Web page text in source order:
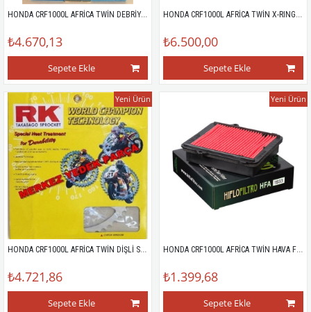
HONDA CRF1000L AFRİCA TWİN DEBRİYAJ BALATASI
₺4.670,13
Sepete Ekle
HONDA CRF1000L AFRİCA TWİN X-RING ZİNCİR
₺6.500,00
Sepete Ekle
HONDA CRF1000L AFRİCA TWİN DİŞLİ SETİ
₺4.721,86
Sepete Ekle
Yeni Ürün
HONDA CRF1000L AFRİCA TWİN HAVA FİLTRESİ
₺1.399,68
Sepete Ekle
Yeni Ürün